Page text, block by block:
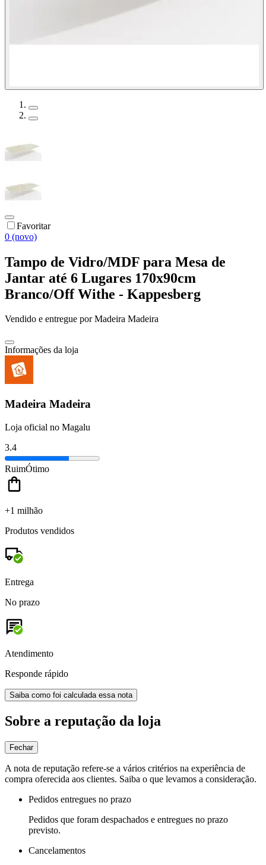
Favoritar
0 (novo)
Tampo de Vidro/MDF para Mesa de
Jantar até 6 Lugares 170x90cm
Branco/Off Withe - Kappesberg
Vendido e entregue por Madeira Madeira
Informações da loja
Madeira Madeira
Loja oficial no Magalu
3.4
RuimÓtimo
+1 milhão
Produtos vendidos
Entrega
No prazo
Atendimento
Responde rápido
Saiba como foi calculada essa nota
Sobre a reputação da loja
Fechar
A nota de reputação refere-se a vários critérios na experiência de
compra oferecida aos clientes. Saiba o que levamos a consideração.
Pedidos entregues no prazo
Pedidos que foram despachados e entregues no prazo
previsto.
Cancelamentos